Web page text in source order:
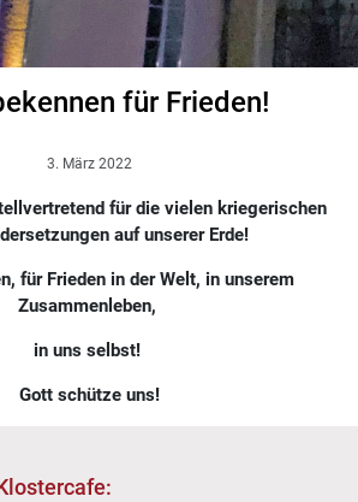
für Frieden!
3. März 2022
für die vielen kriegerischen
auf unserer Erde!
für Frieden in der Welt, in unserem
Zusammenleben,
in uns selbst!
Gott schütze uns!